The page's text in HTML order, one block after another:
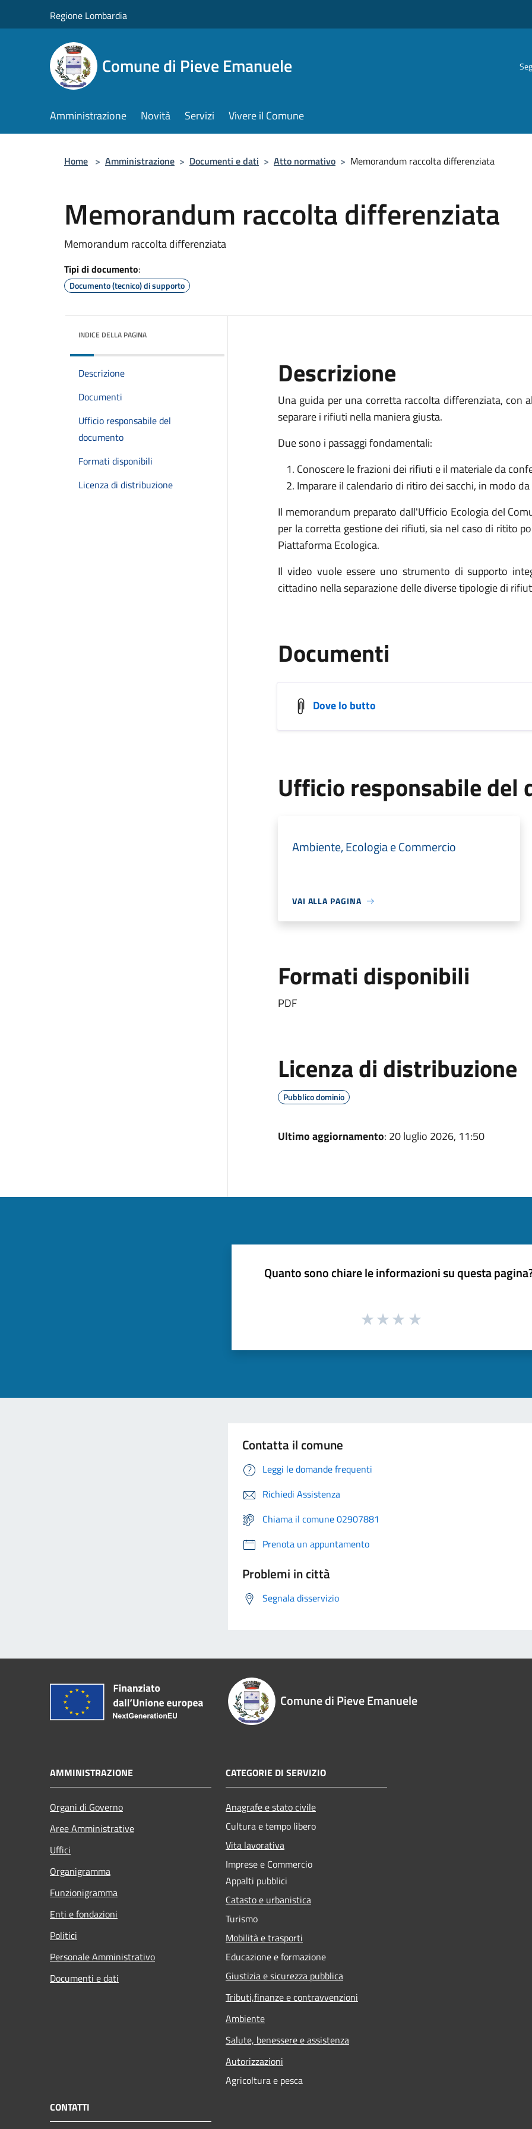
Regione Lombardia
Comune di Pieve Emanuele
Amministrazione Novità Servizi Vivere il Comune
Home > Amministrazione > Documenti e dati > Atto normativo > Memorandum raccolta differenziata
Memorandum raccolta differenziata
Memorandum raccolta differenziata
Tipi di documento:
Documento (tecnico) di supporto
INDICE DELLA PAGINA
Descrizione
Documenti
Ufficio responsabile del
documento
Formati disponibili
Licenza di distribuzione
Descrizione
Una guida per una corretta raccolta differenziata, con
separare i rifiuti nella maniera giusta.
Due sono i passaggi fondamentali:
Conoscere le frazioni dei rifiuti e il materiale da
Imparare il calendario di ritiro dei sacchi, in modo
Il memorandum preparato dall'Ufficio Ecologia del
per la corretta gestione dei rifiuti, sia nel caso di ritito
Piattaforma Ecologica.
Il video vuole essere uno strumento di supporto
cittadino nella separazione delle diverse tipologie di
Documenti
Dove lo butto
Ufficio responsabile del
Ambiente, Ecologia e Commercio
VAI ALLA PAGINA
Formati disponibili
PDF
Licenza di distribuzione
Pubblico dominio
Ultimo aggiornamento: 20 luglio 2026, 11:50
Quanto sono chiare le informazioni su questa
Contatta il comune
Leggi le domande frequenti
Richiedi Assistenza
Chiama il comune 02907881
Prenota un appuntamento
Problemi in città
Segnala disservizio
Comune di Pieve Emanuele
AMMINISTRAZIONE
Organi di Governo
Aree Amministrative
Uffici
Organigramma
Funzionigramma
Enti e fondazioni
Politici
Personale Amministrativo
Documenti e dati
CATEGORIE DI SERVIZIO
Anagrafe e stato civile
Cultura e tempo libero
Vita lavorativa
Imprese e Commercio
Appalti pubblici
Catasto e urbanistica
Turismo
Mobilità e trasporti
Educazione e formazione
Giustizia e sicurezza pubblica
Tributi,finanze e contravvenzioni
Ambiente
Salute, benessere e assistenza
Autorizzazioni
Agricoltura e pesca
CONTATTI